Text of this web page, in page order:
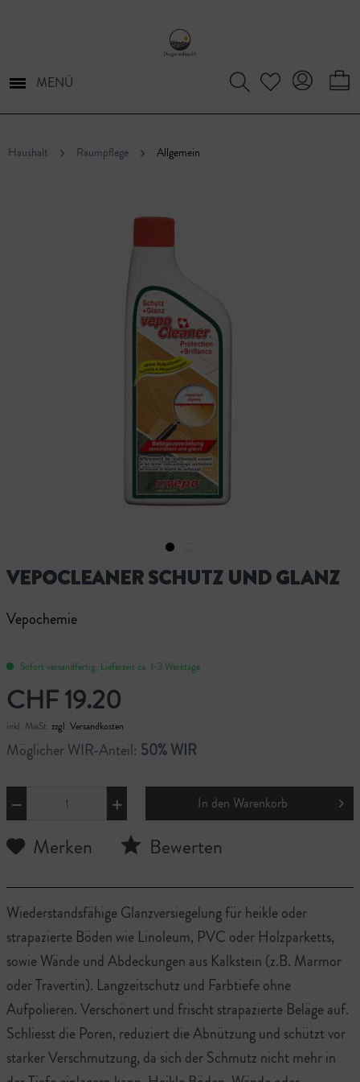
MENÜ
Haushalt Raumpflege Allgemein
VEPOCLEANER SCHUTZ UND GLANZ
Vepochemie
Sofort versandfertig, Lieferzeit ca. 1-3 Werktage
CHF 19.20
inkl. MwSt. zzgl. Versandkosten
Möglicher WIR-Anteil: 50% WIR
In den Warenkorb
Merken Bewerten
Wiederstandsfähige Glanzversiegelung für heikle oder
strapazierte Böden wie Linoleum, PVC oder Holzparketts,
sowie Wände und Abdeckungen aus Kalkstein (z.B. Marmor
oder Travertin). Langzeitschutz und Farbtiefe ohne
Aufpolieren. Verschönert und frischt strapazierte Beläge auf.
Schliesst die Poren, reduziert die Abnützung und schützt vor
starker Verschmutzung, da sich der Schmutz nicht mehr in